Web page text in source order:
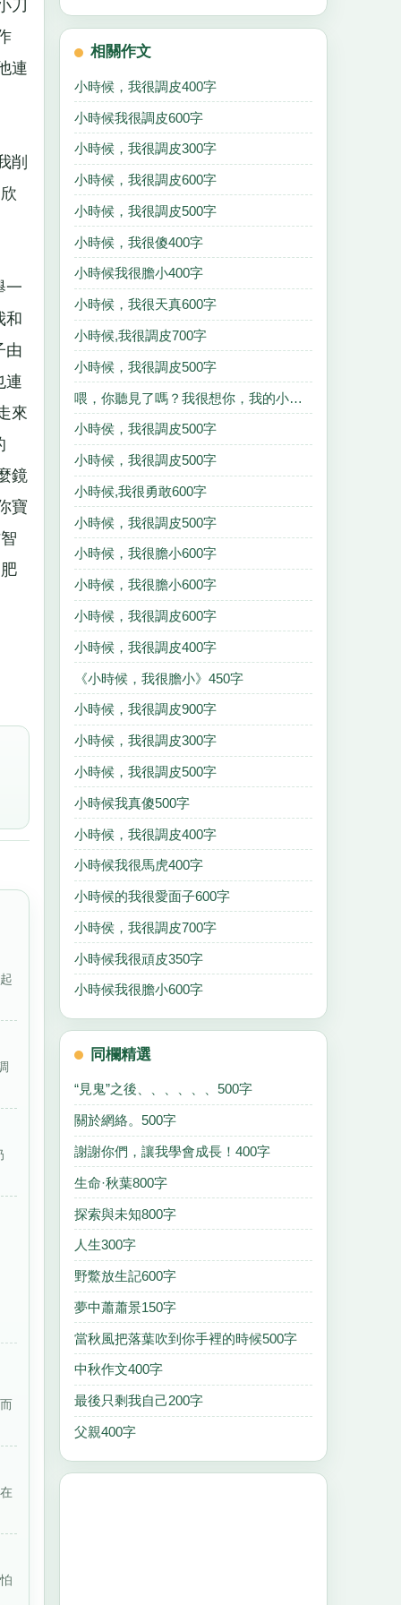
刀
連
削
一
和
由
連
來
鏡
寶
相關作文
小時候，我很調皮400字
小時候我很調皮600字
小時候，我很調皮300字
小時候，我很調皮600字
小時候，我很調皮500字
小時候，我很傻400字
小時候我很膽小400字
小時候，我很天真600字
小時候,我很調皮700字
小時候，我很調皮500字
喂，你聽見了嗎？我很想你，我的小時候1200字
小時侯，我很調皮500字
小時候，我很調皮500字
小時候,我很勇敢600字
小時候，我很調皮500字
小時候，我很膽小600字
小時候，我很膽小600字
小時候，我很調皮600字
小時候，我很調皮400字
《小時候，我很膽小》450字
小時候，我很調皮900字
小時候，我很調皮300字
小時候，我很調皮500字
小時候我真傻500字
小時候，我很調皮400字
小時候我很馬虎400字
小時候的我很愛面子600字
小時侯，我很調皮700字
小時候我很頑皮350字
小時候我很膽小600字
同欄精選
“見鬼”之後、、、、、、500字
關於網絡。500字
謝謝你們，讓我學會成長！400字
生命·秋葉800字
探索與未知800字
人生300字
野鱉放生記600字
夢中蕭蕭景150字
當秋風把落葉吹到你手裡的時候500字
中秋作文400字
最後只剩我自己200字
父親400字